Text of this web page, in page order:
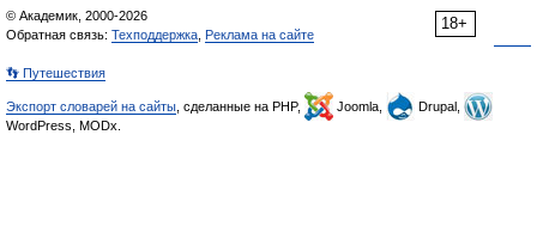
18+
© Академик, 2000-2026
Обратная связь: Техподдержка Реклама на сайте
👣 Путешествия
Экспорт словарей на сайты , сделанные на PHP, Joomla,
Drupal,
WordPress, MODx.